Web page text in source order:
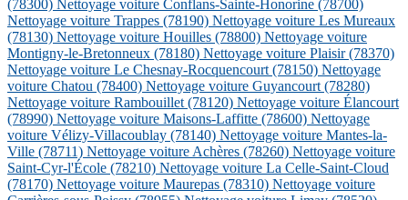
(78300) Nettoyage voiture Conflans-Sainte-Honorine (78700)
Nettoyage voiture Trappes (78190) Nettoyage voiture Les Mureaux
(78130) Nettoyage voiture Houilles (78800) Nettoyage voiture
Montigny-le-Bretonneux (78180) Nettoyage voiture Plaisir(78370)
Nettoyage voiture Le Chesnay-Rocquencourt(78150) Nettoyage
voiture Chatou (78400) Nettoyage voiture Guyancourt(78280)
Nettoyage voiture Rambouillet(78120) Nettoyage voiture Élancourt
(78990) Nettoyage voiture Maisons-Laffitte (78600) Nettoyage
voiture Vélizy-Villacoublay (78140) Nettoyage voiture Mantes-la-
Ville (78711) Nettoyage voiture Achères (78260) Nettoyage voiture
Saint-Cyr-l'École (78210) Nettoyage voiture La Celle-Saint-Cloud
(78170) Nettoyage voiture Maurepas (78310) Nettoyage voiture